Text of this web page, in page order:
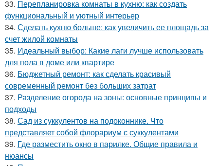
33. Перепланировка комнаты в кухню: как создать
функциональный и уютный интерьер
34. Сделать кухню больше: как увеличить ее площадь за
счет жилой комнаты
35. Идеальный выбор: Какие лаги лучше использовать
для пола в доме или квартире
36. Бюджетный ремонт: как сделать красивый
современный ремонт без больших затрат
37. Разделение огорода на зоны: основные принципы и
подходы
38. Сад из суккулентов на подоконнике. Что
представляет собой флорариум с суккулентами
39. Где разместить окно в парилке. Общие правила и
нюансы